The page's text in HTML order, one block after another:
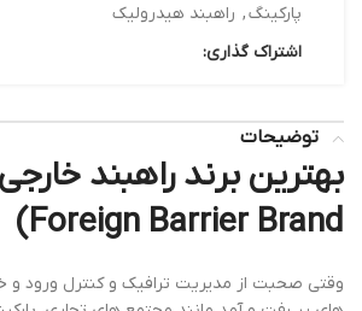
پارکینگ, راهبند هیدرولیک
اشتراک گذاری:
توضیحات
Foreign Barrier Brand)
وقتی صحبت از مدیریت ترافیک و کنترل ورود و